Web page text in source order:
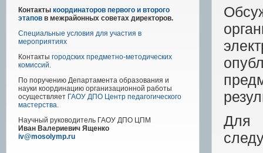
Контакты координаторов первого и второго
этапов в межрайонных советах директоров.
Специальные условия для участия в
мероприятиях
Контакты городских предметно-методических
комиссий.
По поручению Департамента образования и
науки координацию организационной работы
осуществляет ГАОУ ДПО Центр педагогического
мастерства.
Научный руководитель ГАОУ ДПО ЦПМ
Иван Валериевич Ященко
iv@mosolymp.ru
Для